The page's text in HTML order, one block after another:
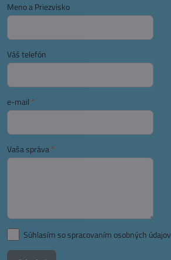
Meno a Priezvisko
Váš telefón
e-mail *
Vaša správa*
Súhlasím so spracovaním osobných údajov